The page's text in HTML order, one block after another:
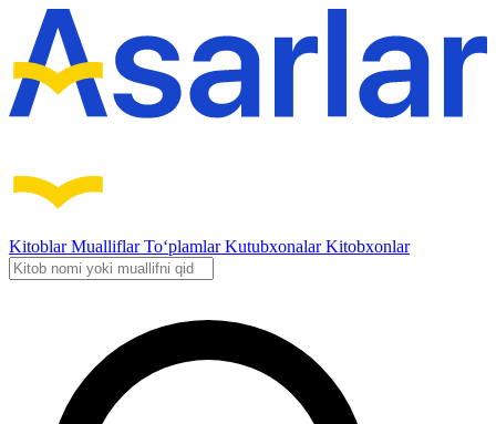
KitoblarMualliflarTo‘plamlarKutubxonalarKitobxonlar